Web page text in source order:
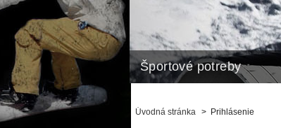
Športové potreby
Úvodná stránka > Prihlásenie